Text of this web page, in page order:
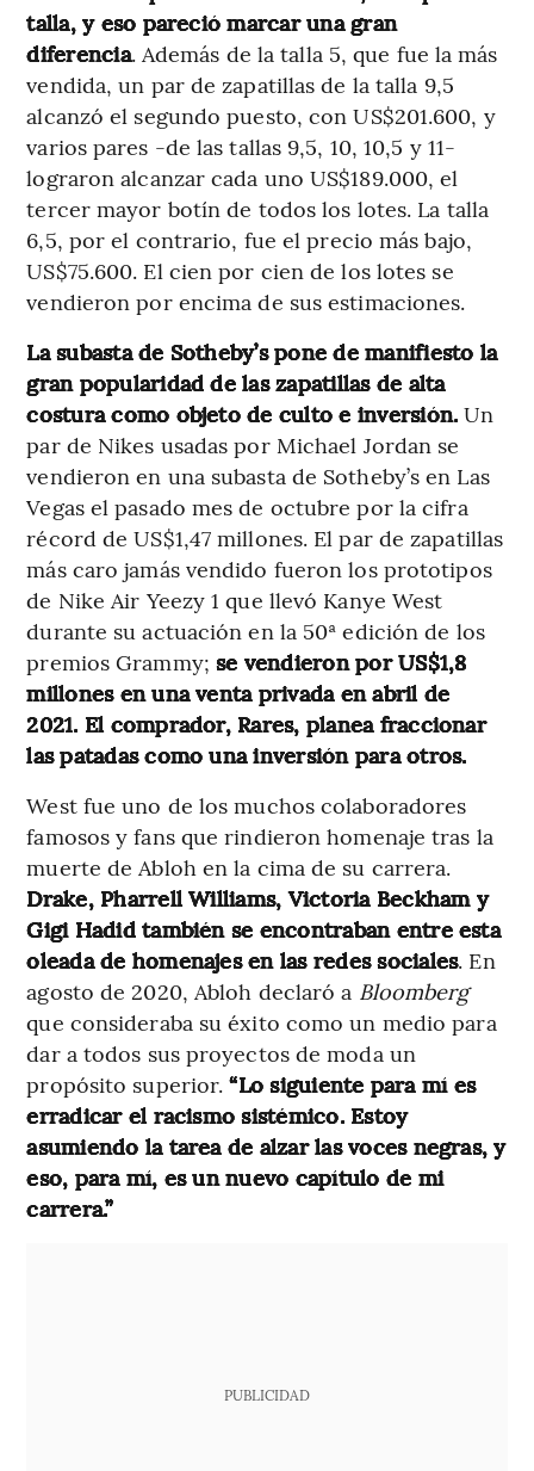
talla, y eso pareció marcar una gran
diferencia. Además de la talla 5, que fue la más
vendida, un par de zapatillas de la talla 9,5
alcanzó el segundo puesto, con US$201.600, y
varios pares -de las tallas 9,5, 10, 10,5 y 11-
lograron alcanzar cada uno US$189.000, el
tercer mayor botín de todos los lotes. La talla
6,5, por el contrario, fue el precio más bajo,
US$75.600. El cien por cien de los lotes se
vendieron por encima de sus estimaciones.
La subasta de Sotheby’s pone de manifiesto la
gran popularidad de las zapatillas de alta
costura como objeto de culto e inversión. Un
par de Nikes usadas por Michael Jordan se
vendieron en una subasta de Sotheby’s en Las
Vegas el pasado mes de octubre por la cifra
récord de US$1,47 millones. El par de zapatillas
más caro jamás vendido fueron los prototipos
de Nike Air Yeezy 1 que llevó Kanye West
durante su actuación en la 50ª edición de los
premios Grammy; se vendieron por US$1,8
millones en una venta privada en abril de
2021. El comprador, Rares, planea fraccionar
las patadas como una inversión para otros.
West fue uno de los muchos colaboradores
famosos y fans que rindieron homenaje tras la
muerte de Abloh en la cima de su carrera.
Drake, Pharrell Williams, Victoria Beckham y
Gigi Hadid también se encontraban entre esta
oleada de homenajes en las redes sociales. En
agosto de 2020, Abloh declaró a Bloomberg
que consideraba su éxito como un medio para
dar a todos sus proyectos de moda un
propósito superior.“Lo siguiente para mí es
erradicar el racismo sistémico. Estoy
asumiendo la tarea de alzar las voces negras, y
eso, para mí, es un nuevo capítulo de mi
carrera.”
PUBLICIDAD